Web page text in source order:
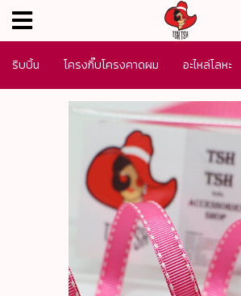
menu
ริบบิ้น โครงกิ๊บโครงคาดผม อะไหล่โลหะ
SALE